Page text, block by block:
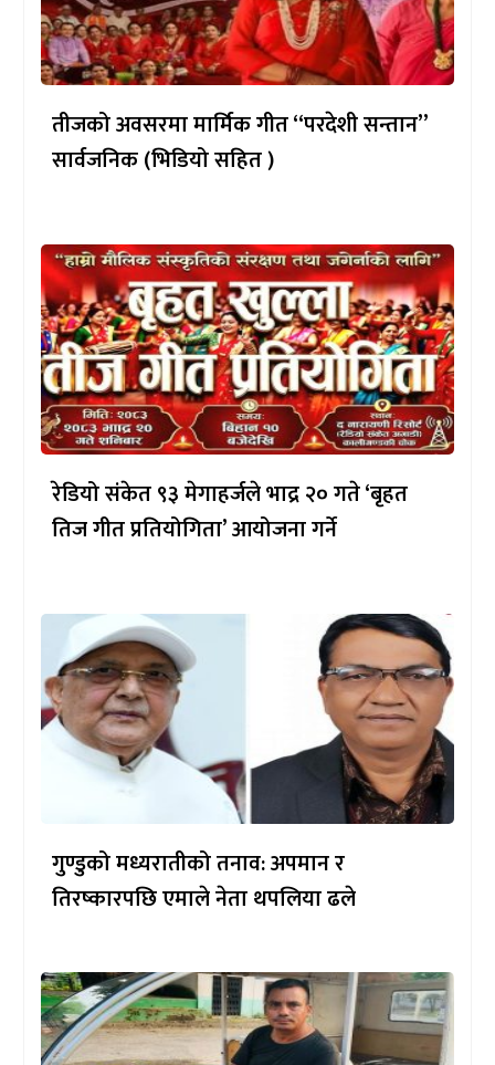
तीजको अवसरमा मार्मिक गीत “परदेशी सन्तान”
सार्वजनिक (भिडियो सहित )
रेडियो संकेत ९३ मेगाहर्जले भाद्र २० गते ‘बृहत
तिज गीत प्रतियोगिता’ आयोजना गर्ने
गुण्डुको मध्यरातीको तनाव: अपमान र
तिरष्कारपछि एमाले नेता थपलिया ढले